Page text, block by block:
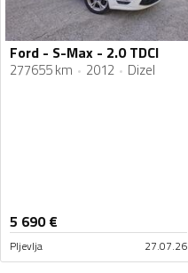
Ford - S-Max - 2.0 TDCI
277655 km 2012 Dizel
5 690€
Pljevlja 27.07.26